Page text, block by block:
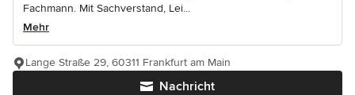
Fachmann. Mit Sachverstand, Lei...
Mehr
Nachricht
Lange Straße 29, 60311 Frankfurt am Main